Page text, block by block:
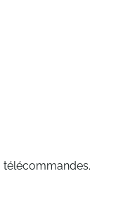
télécommandes.